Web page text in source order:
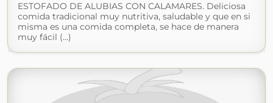
ESTOFADO DE ALUBIAS CON CALAMARES. Deliciosa
comida tradicional muy nutritiva, saludable y que en si
misma es una comida completa, se hace de manera
muy fácil (...)